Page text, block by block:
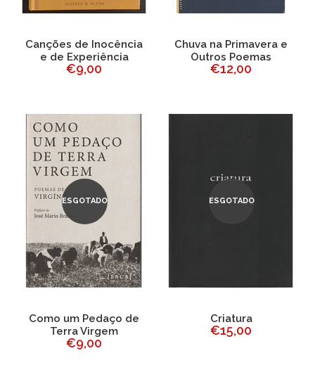
Canções de Inocência
e de Experiência
€9,00
Chuva na Primavera e
Outros Poemas
€12,00
ESGOTADO
Como um Pedaço de
Terra Virgem
€9,00
ESGOTADO
Criatura
€15,00